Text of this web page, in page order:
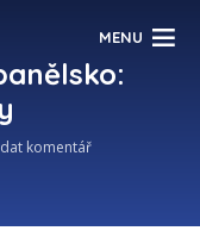
MENU
komentář